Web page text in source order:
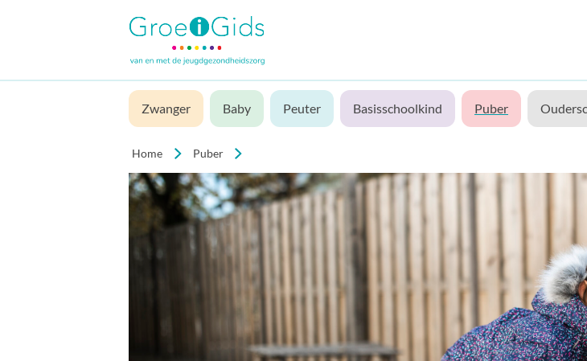
Zwanger Baby Peuter Basisschoolkind Puber
Home Puber